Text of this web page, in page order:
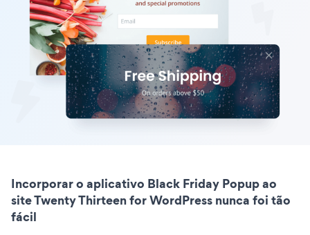
Incorporar o aplicativo Black Friday Popup ao
site Twenty Thirteen for WordPress nunca foi tão
fácil